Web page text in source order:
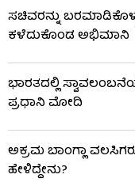
ಸಚಿವರನ್ನು
ಕಳೆದುಕೊಂಡ ಅಭಿಮಾನಿ
ಭಾರತದಲ್ಲಿ
ಪ್ರಧಾನಿ ಮೋದಿ
ಅಕ್ರಮ ಬಾಂಗ್ಲಾ
ಹೇಳಿದ್ದೇನು?